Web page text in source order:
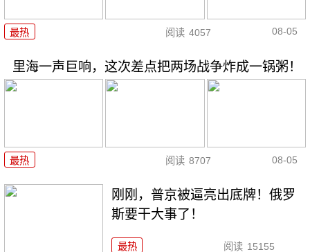
最热 阅读 4057 08-05
里海一声巨响，这次差点把两场战争炸成一锅粥！
最热 阅读 8707 08-05
刚刚，普京被逼亮出底牌！俄罗
斯要干大事了！
最热 阅读 15155